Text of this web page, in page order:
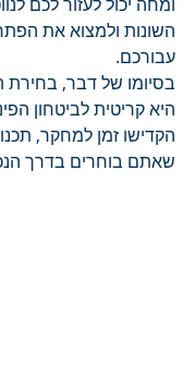
השונות ולמצוא את
עבורכם.
בסיומו של דבר, בחירת
היא קריטית לביטחון
הקדישו זמן למחקר, תכנון
שאתם בוחרים בדרך